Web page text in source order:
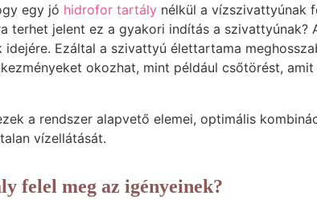
egy jó hidrofor tartály nélkül a vízszivattyúnak
terhet jelent ez a gyakori indítás a
Ezáltal a szivattyú élettartama
okozhat, mint például csőtörést,
a rendszer alapvető elemei, optimális
vízellátását.
felel meg az igényeinek?